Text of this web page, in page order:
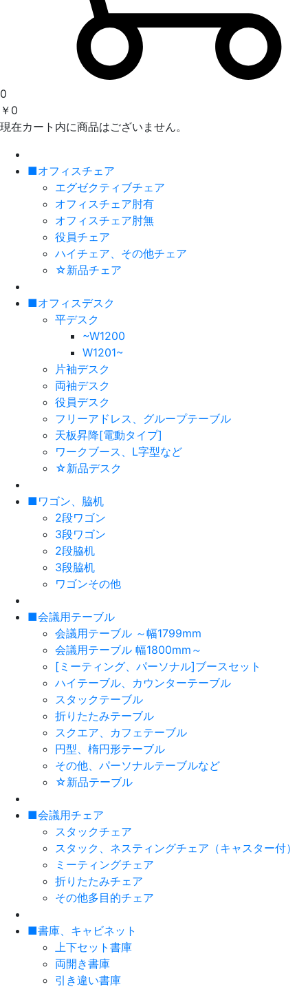
0
￥0
現在カート内に商品はございません。
■オフィスチェア
エグゼクティブチェア
オフィスチェア肘有
オフィスチェア肘無
役員チェア
ハイチェア、その他チェア
☆新品チェア
■オフィスデスク
平デスク
~W1200
W1201~
片袖デスク
両袖デスク
役員デスク
フリーアドレス、グループテーブル
天板昇降[電動タイプ]
ワークブース、L字型など
☆新品デスク
■ワゴン、脇机
2段ワゴン
3段ワゴン
2段脇机
3段脇机
ワゴンその他
■会議用テーブル
会議用テーブル ～幅1799mm
会議用テーブル 幅1800mm～
[ミーティング、パーソナル]ブースセット
ハイテーブル、カウンターテーブル
スタックテーブル
折りたたみテーブル
スクエア、カフェテーブル
円型、楕円形テーブル
その他、パーソナルテーブルなど
☆新品テーブル
■会議用チェア
スタックチェア
スタック、ネスティングチェア（キャスター付）
ミーティングチェア
折りたたみチェア
その他多目的チェア
■書庫、キャビネット
上下セット書庫
両開き書庫
引き違い書庫